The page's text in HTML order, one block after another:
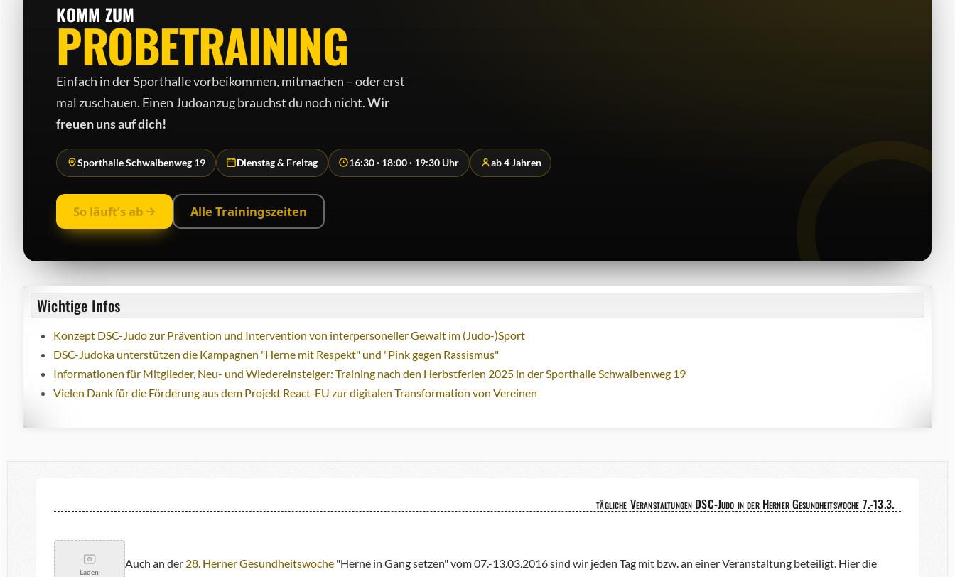
KOMM ZUM
PROBETRAINING
Einfach in der Sporthalle vorbeikommen, mitmachen – oder erst
mal zuschauen. Einen Judo­anzug brauchst du noch nicht.Wir
freuen uns auf dich!
Sporthalle Schwalbenweg 19 Dienstag & Freitag 16:30 · 18:00 · 19:30 Uhr ab 4 Jahren
So läuft’s ab Alle Trainingszeiten
Wichtige Infos
Konzept DSC-Judo zur Prävention und Intervention von interpersoneller Gewalt im (Judo-)Sport
DSC-Judoka unterstützen die Kampagnen "Herne mit Respekt" und "Pink gegen Rassismus"
Informationen für Mitglieder, Neu- und Wiedereinsteiger: Training nach den Herbstferien 2025 in der Sporthalle Schwalbenweg 19
Vielen Dank für die Förderung aus dem Projekt React-EU zur digitalen Transformation von Vereinen
tägliche Veranstaltungen DSC-Judo in der Herner Gesundheitswoche 7.-13.3.
Laden
Auch an der 28. Herner Gesundheitswoche"Herne in Gang setzen" vom 07.-13.03.2016 sind wir jeden Tag mit bzw. an einer Veranstaltung beteiligt. Hier die